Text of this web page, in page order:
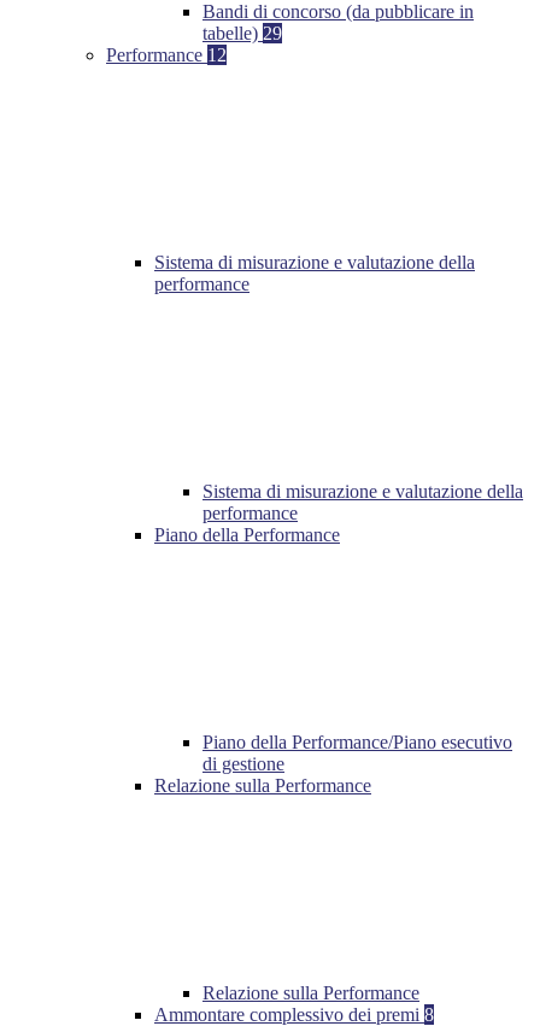
Bandi di concorso (da pubblicare in
tabelle) 29
Performance 12
Sistema di misurazione e valutazione della
performance
Sistema di misurazione e valutazione della
performance
Piano della Performance
Piano della Performance/Piano esecutivo
di gestione
Relazione sulla Performance
Relazione sulla Performance
Ammontare complessivo dei premi 8